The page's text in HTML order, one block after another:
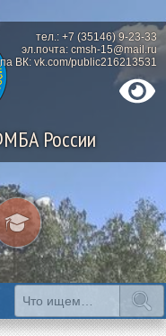
России
тел.: +7 (35146) 9-23-33
эл.почта: cmsh-15@mail.ru
ВК: vk.com/public216213531